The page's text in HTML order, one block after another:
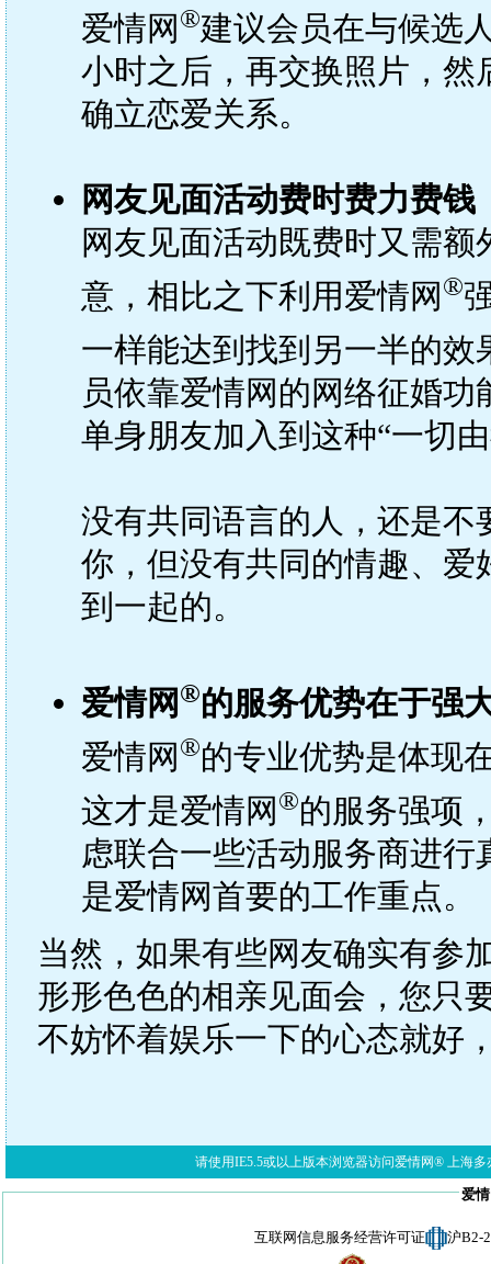
爱情网 ®建议会员在与候选
小时之后，再交换照片，
确立恋爱关系。
网友见面活动费时费力费钱
网友见面活动既费时又需
意，相比之下利用爱情网 ®
一样能达到找到另一半的效
员依靠爱情网的网络征婚
单身朋友加入到这种“一切
没有共同语言的人，还是
你，但没有共同的情趣、
到一起的。
爱情网 ®的服务优势在于强
爱情网 ®的专业优势是体现
这才是爱情网 ®的服务强项
虑联合一些活动服务商进
是爱情网首要的工作重点。
当然，如果有些网友确实有参
形形色色的相亲见面会，您只
不妨怀着娱乐一下的心态就好
请使用IE5.5或以上版本浏览器访问爱情网® 上海多
爱
互联网信息服务经营许可证 沪B2-